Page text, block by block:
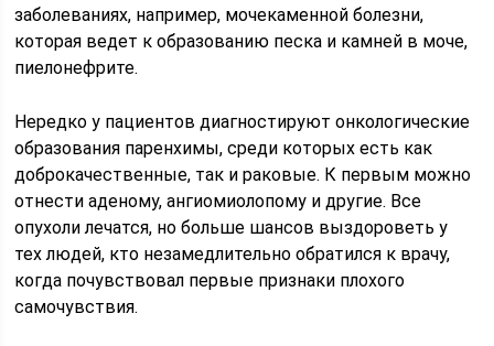
заболеваниях, например, мочекаменной болезни,
которая ведет к образованию песка и камней в моче,
пиелонефрите.
Нередко у пациентов диагностируют онкологические
образования паренхимы, среди которых есть как
доброкачественные, так и раковые. К первым можно
отнести аденому, ангиомиолопому и другие. Все
опухоли лечатся, но больше шансов выздороветь у
тех людей, кто незамедлительно обратился к врачу,
когда почувствовал первые признаки плохого
самочувствия.